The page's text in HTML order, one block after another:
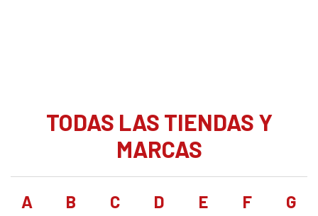
TODAS LAS TIENDAS Y
MARCAS
A B C D E F G